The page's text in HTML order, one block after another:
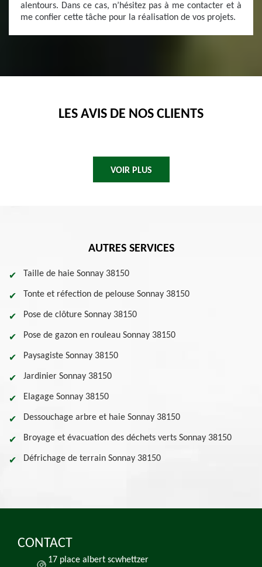
alentours. Dans ce cas, n’hésitez pas à me contacter et à
me confier cette tâche pour la réalisation de vos projets.
LES AVIS DE NOS CLIENTS
VOIR PLUS
AUTRES SERVICES
Taille de haie Sonnay 38150
Tonte et réfection de pelouse Sonnay 38150
Pose de clôture Sonnay 38150
Pose de gazon en rouleau Sonnay 38150
Paysagiste Sonnay 38150
Jardinier Sonnay 38150
Elagage Sonnay 38150
Dessouchage arbre et haie Sonnay 38150
Broyage et évacuation des déchets verts Sonnay 38150
Défrichage de terrain Sonnay 38150
CONTACT
17 place albert scwhettzer